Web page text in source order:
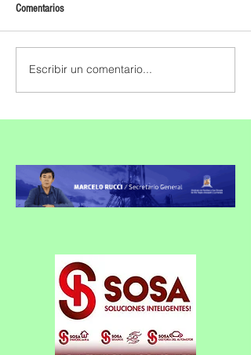
Comentarios
Escribir un comentario...